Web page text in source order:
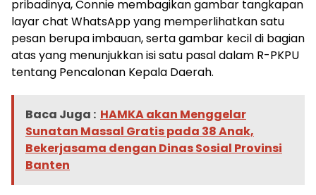
pribadinya, Connie membagikan gambar tangkapan
layar chat WhatsApp yang memperlihatkan satu
pesan berupa imbauan, serta gambar kecil di bagian
atas yang menunjukkan isi satu pasal dalam R-PKPU
tentang Pencalonan Kepala Daerah.
Baca Juga : HAMKA akan Menggelar
Sunatan Massal Gratis pada 38 Anak,
Bekerjasama dengan Dinas Sosial Provinsi
Banten